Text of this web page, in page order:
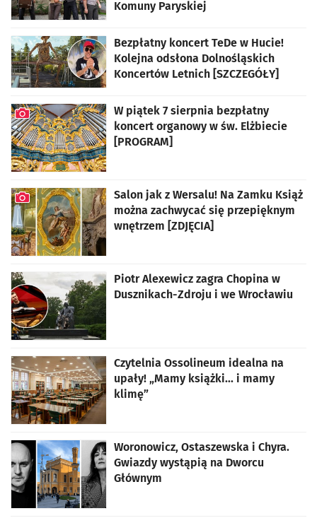
Komuny Paryskiej
Bezpłatny koncert TeDe w Hucie!
Kolejna odsłona Dolnośląskich
Koncertów Letnich [SZCZEGÓŁY]
W piątek 7 sierpnia bezpłatny
koncert organowy w św. Elżbiecie
[PROGRAM]
Salon jak z Wersalu! Na Zamku Książ
można zachwycać się przepięknym
wnętrzem [ZDJĘCIA]
Piotr Alexewicz zagra Chopina w
Dusznikach-Zdroju i we Wrocławiu
Czytelnia Ossolineum idealna na
upały! „Mamy książki... i mamy
klimę”
Woronowicz, Ostaszewska i Chyra.
Gwiazdy wystąpią na Dworcu
Głównym